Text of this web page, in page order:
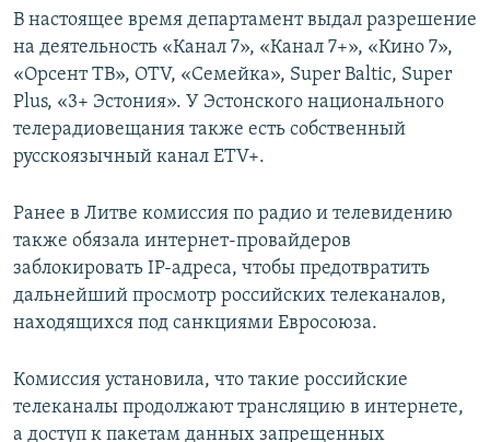
В настоящее время департамент выдал разрешение
на деятельность «Канал 7», «Канал 7+», «Кино 7»,
«Орсент ТВ», ОTV, «Семейка», Super Baltic, Super
Plus, «3+ Эстония». У Эстонского национального
телерадиовещания также есть собственный
русскоязычный канал ETV+.
Ранее в Литве комиссия по радио и телевидению
также обязала интернет-провайдеров
заблокировать IP-адреса, чтобы предотвратить
дальнейший просмотр российских телеканалов,
находящихся под санкциями Евросоюза.
Комиссия установила, что такие российские
телеканалы продолжают трансляцию в интернете,
а доступ к пакетам данных запрещенных